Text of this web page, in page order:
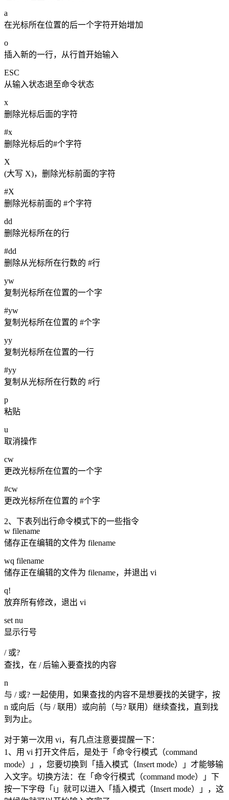
a
在光标所在位置的后一个字符开始增加
o
插入新的一行，从行首开始输入
ESC
从输入状态退至命令状态
x
删除光标后面的字符
#x
删除光标后的#个字符
X
(大写 X)，删除光标前面的字符
#X
删除光标前面的 #个字符
dd
删除光标所在的行
#dd
删除从光标所在行数的 #行
yw
复制光标所在位置的一个字
#yw
复制光标所在位置的 #个字
yy
复制光标所在位置的一行
#yy
复制从光标所在行数的 #行
p
粘贴
u
取消操作
cw
更改光标所在位置的一个字
#cw
更改光标所在位置的 #个字
2、下表列出行命令模式下的一些指令
w filename
储存正在编辑的文件为 filename
wq filename
储存正在编辑的文件为 filename，并退出 vi
q!
放弃所有修改，退出 vi
set nu
显示行号
/ 或?
查找，在 / 后输入要查找的内容
n
与 / 或? 一起使用，如果查找的内容不是想要找的关键字，按
n 或向后（与 / 联用）或向前（与? 联用）继续查找，直到找
到为止。
对于第一次用 vi，有几点注意要提醒一下：
1、用 vi 打开文件后，是处于「命令行模式（command
mode）」，您要切换到「插入模式（Insert mode）」才能够输
入文字。切换方法：在「命令行模式（command mode）」下
按一下字母「i」就可以进入「插入模式（Insert mode）」，这